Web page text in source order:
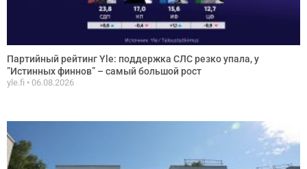
Партийный рейтинг Yle: поддержка СЛС резко упала, у
”Истинных финнов” – самый большой рост
yle.fi 06.08.2026